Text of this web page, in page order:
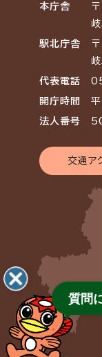
本庁舎
駅北庁舎
代表電話
開庁時間
法人番号
交通ア
質問